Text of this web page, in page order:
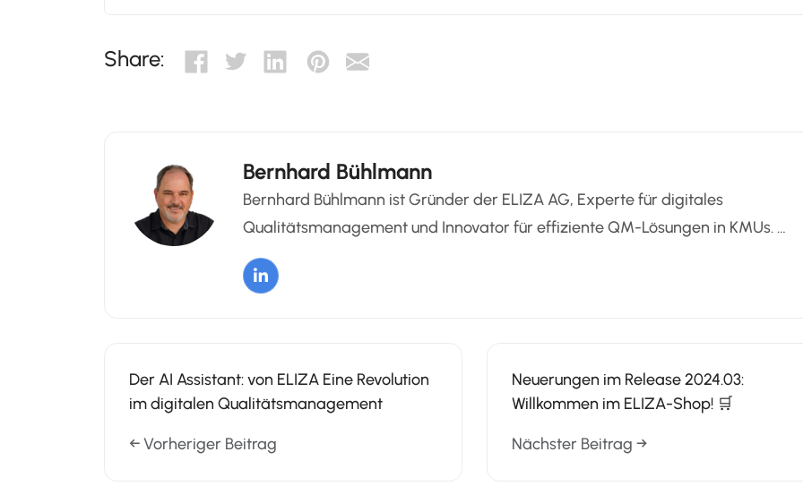
Share:
Bernhard Bühlmann
Bernhard Bühlmann ist Gründer der ELIZA AG, Experte für digitales
Qualitätsmanagement und Innovator für effiziente QM-Lösungen in KMUs. …
Der AI Assistant: von ELIZA Eine Revolution
im digitalen Qualitätsmanagement
← Vorheriger Beitrag
Neuerungen im Release 2024.03:
Willkommen im ELIZA-Shop! 🛒
Nächster Beitrag →